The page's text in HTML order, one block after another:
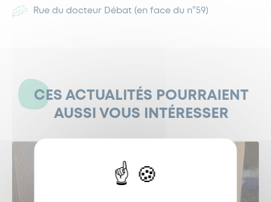
Rue du docteur Débat (en face du n°59)
CES ACTUALITÉS POURRAIENT
AUSSI VOUS INTÉRESSER